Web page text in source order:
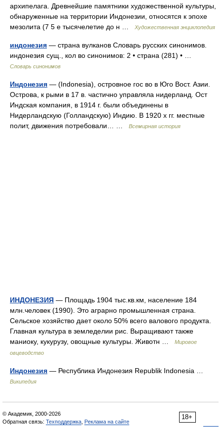
архипелага. Древнейшие памятники художественной культуры,
обнаруженные на территории Индонезии, относятся к эпохе
мезолита (7 5 е тысячелетие до н …
Художественная энциклопедия
индонезия — страна вулканов Словарь русских синонимов.
индонезия сущ., кол во синонимов: 2 • страна (281) • …
Словарь синонимов
Индонезия — (Indonesia), островное гос во в Юго Вост. Азии.
Острова, к рыми в 17 в. частично управляла нидерланд. Ост
Индская компания, в 1914 г. были объединены в
Нидерландскую (Голландскую) Индию. В 1920 х гг. местные
полит, движения потребовали… …
Всемирная история
ИНДОНЕЗИЯ — Площадь 1904 тыс.кв.км, население 184
млн.человек (1990). Это аграрно промышленная страна.
Сельское хозяйство дает около 50% всего валового продукта.
Главная культура в земледелии рис. Выращивают также
маниоку, кукурузу, овощные культуры. Животн …
Мировое
овцеводство
Индонезия — Республика Индонезия Republik Indonesia …
Википедия
18+
© Академик, 2000-2026
Обратная связь: Техподдержка Реклама на сайте